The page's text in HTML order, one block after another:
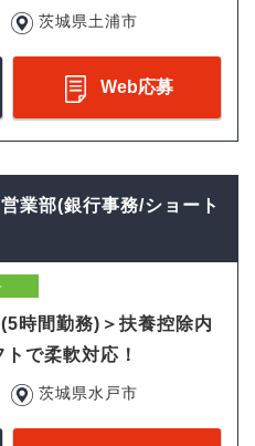
茨城県土浦市
Web応募
業部(銀行事務/ショート
時間勤務)＞扶養控除内
で柔軟対応！
茨城県水戸市